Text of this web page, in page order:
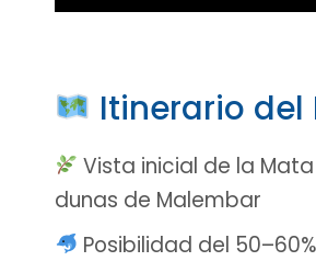
Itinerario del
Vista inicial de la
dunas de Malembar
Posibilidad del